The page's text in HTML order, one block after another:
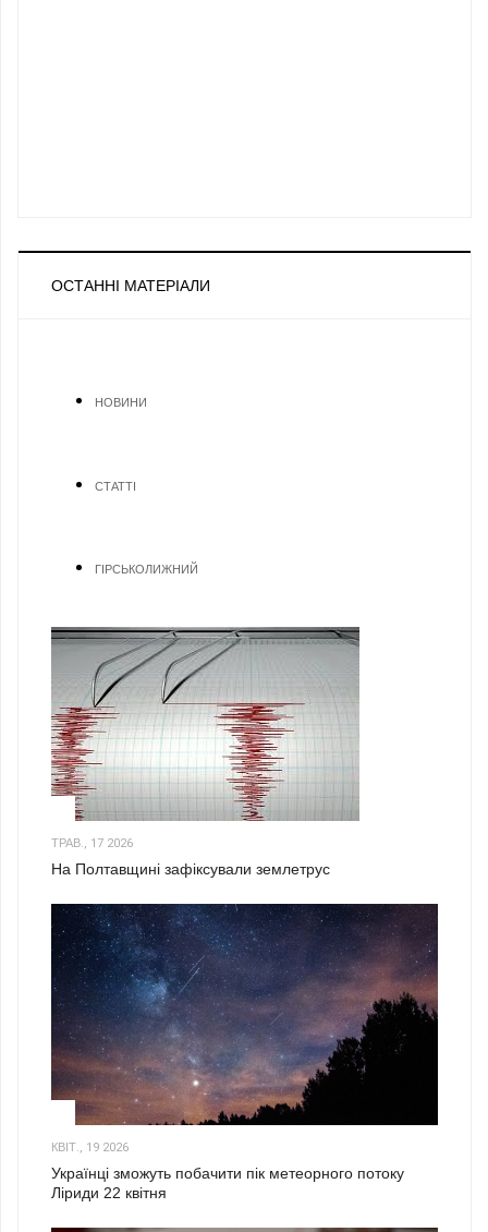
ОСТАННІ МАТЕРІАЛИ
НОВИНИ
СТАТТІ
ГІРСЬКОЛИЖНИЙ
ТРАВ., 17 2026
На Полтавщині зафіксували землетрус
КВІТ., 19 2026
Українці зможуть побачити пік метеорного потоку
Ліриди 22 квітня